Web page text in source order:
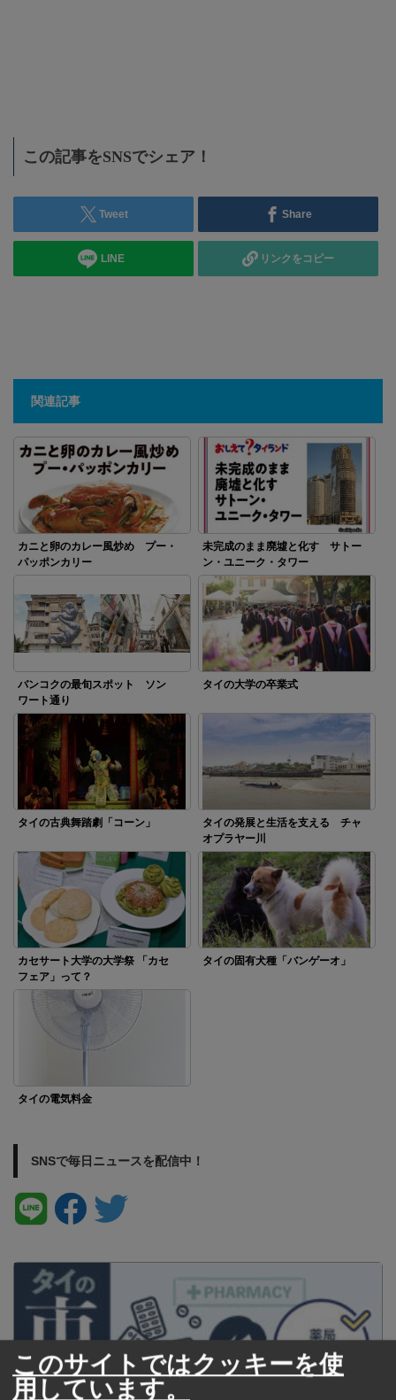
この記事をSNSでシェア！
Tweet Share
LINE リンクをコピー
関連記事
カニと卵のカレー風炒め プー・
パッポンカリー
未完成のまま廃墟と化す サトー
ン・ユニーク・タワー
バンコクの最旬スポット ソン
ワート通り
タイの大学の卒業式
タイの古典舞踏劇「コーン」
タイの発展と生活を支える チャ
オプラヤー川
カセサート大学の大学祭 「カセ
フェア」って？
タイの固有犬種「バンゲーオ」
タイの電気料金
SNSで毎日ニュースを配信中！
このサイトではクッキーを使
用しています。